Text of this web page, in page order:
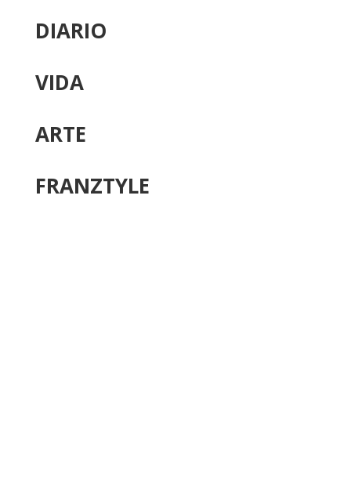
DIARIO
VIDA
ARTE
FRANZTYLE